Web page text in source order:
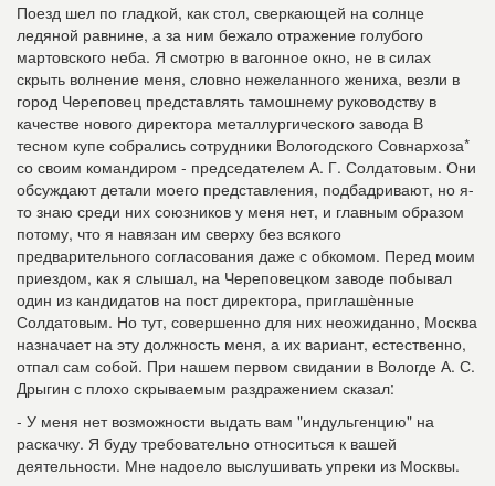
Поезд шел по гладкой, как стол, сверкающей на солнце
ледяной равнине, а за ним бежало отражение голубого
мартовского неба. Я смотрю в вагонное окно, не в силах
скрыть волнение меня, словно нежеланного жениха, везли в
город Череповец представлять тамошнему руководству в
качестве нового директора металлургического завода В
тесном купе собрались сотрудники Вологодского Совнархоза*
со своим командиром - председателем А. Г. Солдатовым. Они
обсуждают детали моего представления, подбадривают, но я-
то знаю среди них союзников у меня нет, и главным образом
потому, что я навязан им сверху без всякого
предварительного согласования даже с обкомом. Перед моим
приездом, как я слышал, на Череповецком заводе побывал
один из кандидатов на пост директора, приглашѐнные
Солдатовым. Но тут, совершенно для них неожиданно, Москва
назначает на эту должность меня, а их вариант, естественно,
отпал сам собой. При нашем первом свидании в Вологде А. С.
Дрыгин с плохо скрываемым раздражением сказал:
- У меня нет возможности выдать вам "индульгенцию" на
раскачку. Я буду требовательно относиться к вашей
деятельности. Мне надоело выслушивать упреки из Москвы.